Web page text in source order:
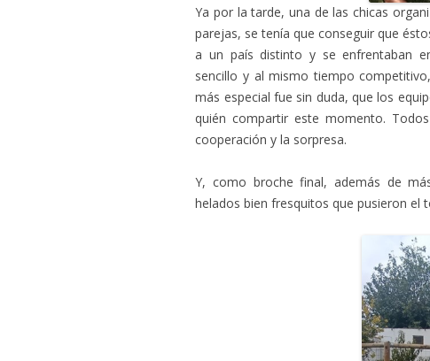
Ya por la tarde, una de las chicas
parejas, se tenía que conseguir que
a un país distinto y se enfrentaban
sencillo y al mismo tiempo
más especial fue sin duda, que los
quién compartir este momento.
cooperación y la sorpresa.
Y, como broche final, además de
helados bien fresquitos que pusieron el